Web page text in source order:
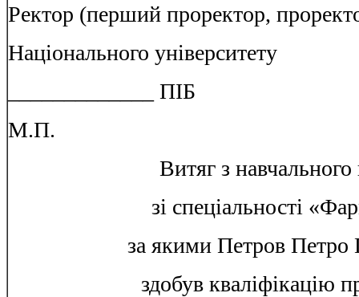
Ректор (перший проректор,
Національного університету
_____________ ПІБ
М.П.
Витяг з
зі спеціальності
за якими Петров Петро
здобув кваліфікацію